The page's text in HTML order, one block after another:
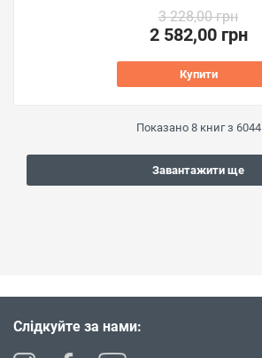
3 228,00 грн
2 582,00 грн
Купити
Показано 8книг з 6044
Завантажити ще
Слідкуйте за нами: